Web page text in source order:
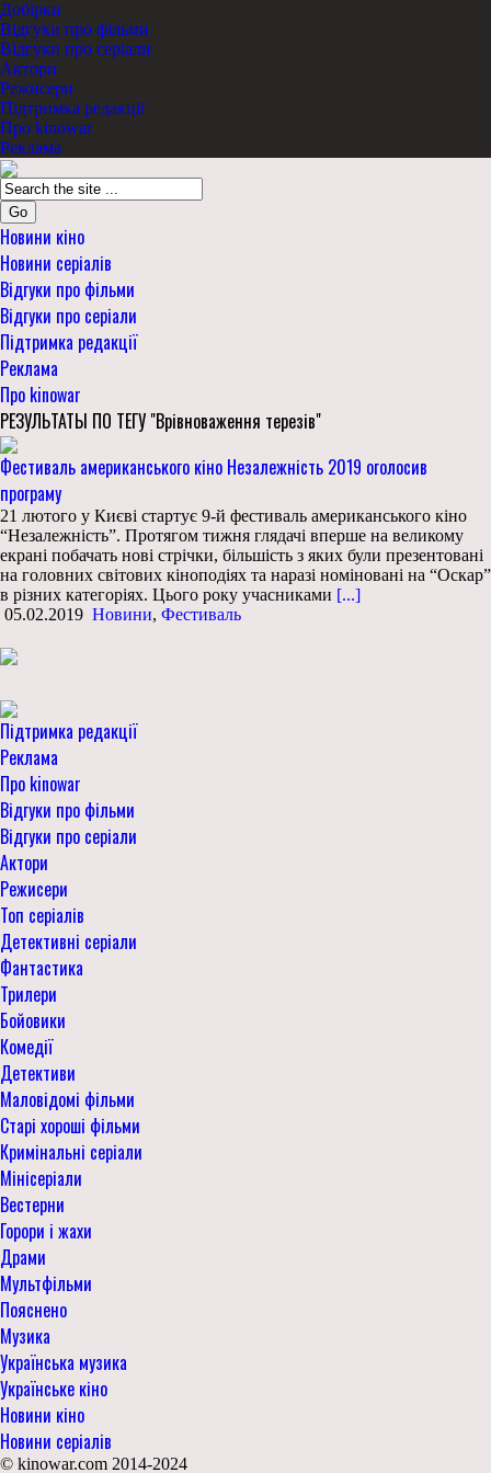
Добірки
Відгуки про фільми
Відгуки про серіали
Актори
Режисери
Підтримка редакції
Про kinowar
Реклама
Go
Новини кіно
Новини серіалів
Відгуки про фільми
Відгуки про серіали
Підтримка редакції
Реклама
Про kinowar
РЕЗУЛЬТАТЫ ПО ТЕГУ "Врівноваження терезів"
Фестиваль американського кіно Незалежність 2019 оголосив
програму
21 лютого у Києві стартує 9-й фестиваль американського кіно
“Незалежність”. Протягом тижня глядачі вперше на великому
екрані побачать нові стрічки, більшість з яких були презентовані
на головних світових кіноподіях та наразі номіновані на “Оскар”
в різних категоріях. Цього року учасниками [...]
05.02.2019 Новини, Фестиваль
Підтримка редакції
Реклама
Про kinowar
Відгуки про фільми
Відгуки про серіали
Актори
Режисери
Топ серіалів
Детективні серіали
Фантастика
Трилери
Бойовики
Комедії
Детективи
Маловідомі фільми
Старі хороші фільми
Кримінальні серіали
Мінісеріали
Вестерни
Горори і жахи
Драми
Мультфільми
Пояснено
Музика
Українська музика
Українське кіно
Новини кіно
Новини серіалів
© kinowar.com 2014-2024